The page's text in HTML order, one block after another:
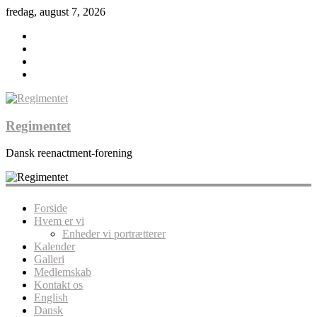
fredag, august 7, 2026
Regimentet
Dansk reenactment-forening
Forside
Hvem er vi
Enheder vi portrætterer
Kalender
Galleri
Medlemskab
Kontakt os
English
Dansk